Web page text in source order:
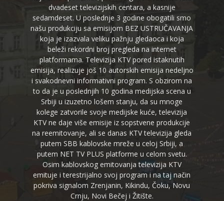
dvadeset televizijskih centara, a kasnije
sedamdeset. U poslednje 3 godine obogatili smo
našu produkciju sa emisijom BEZ USTRUČAVANJA
koja je izazvala veliku pažnju gledaoca i koja
beleži rekordni broj pregleda na internet
platformama. Televizija KTV pored istaknutih
emisija, realizuje još 10 autorskih emisija nedeljno
i svakodnevni informativni program. S obzirom na
to da je u poslednjih 10 godina medijska scena u
Srbiji u izuzetno lošem stanju, da su mnoge
kolege zatvorile svoje medijske kuće, televizija
KTV ne daje više emisije iz sopstvene produkcije
na reemitovanje, ali se danas KTV televizija gleda
putem SBB kablovske mreže u celoj Srbiji, a
putem NET TV PLUS platforme u celom svetu.
Osim kablovskog emitovanja televizija KTV
emituje i terestrijalno svoj program i na taj način
pokriva signalom Zrenjanin, Kikindu, Čoku, Novu
Crnju, Novi Bečej i Žitište.